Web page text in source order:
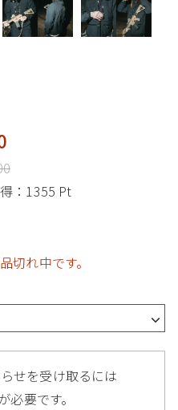
： 1355 Pt
切れ中です。
せを受け取るには
必要です。